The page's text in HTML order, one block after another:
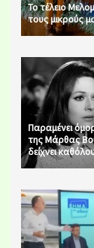
Το τέλειο
τους μικρούς
Παραμένει
της Μάρθας
δείχνει